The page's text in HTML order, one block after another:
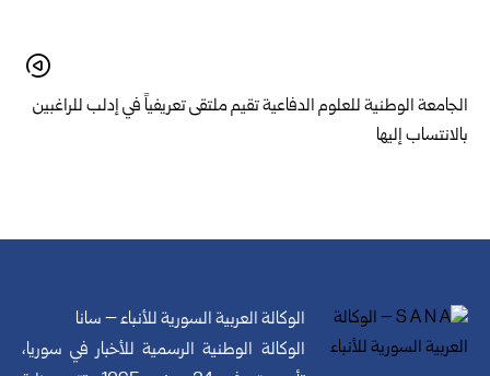
الجامعة الوطنية للعلوم الدفاعية تقيم ملتقى تعريفياً في إدلب للراغبين
بالانتساب إليها
الوكالة العربية السورية للأنباء – سانا
الوكالة الوطنية الرسمية للأخبار في سوريا،